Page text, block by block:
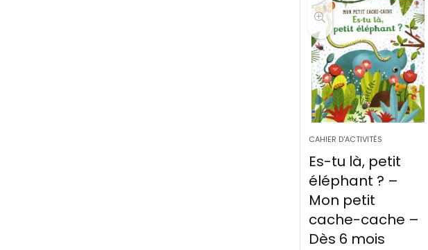
CAHIER D'ACTIVITÉS
Es-tu là, petit
éléphant ? –
Mon petit
cache-cache –
Dès 6 mois